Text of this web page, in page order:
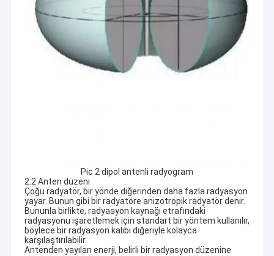
Özel kablo montajları
Düz Şerit Kablo Düzeneği
güç kablosu aksamı
Jst Kablo Demeti
Ağ Yama Kablosu
Yeni enerji demeti
Molex Kablo Montajı
Pic 2 dipol antenli radyogram
2.2 Anten düzeni
Çoğu radyatör, bir yönde diğerinden daha fazla radyasyon
yayar. Bunun gibi bir radyatöre anizotropik radyatör denir.
Bununla birlikte, radyasyon kaynağı etrafındaki
radyasyonu işaretlemek için standart bir yöntem kullanılır,
böylece bir radyasyon kalıbı diğeriyle kolayca
karşılaştırılabilir.
Antenden yayılan enerji, belirli bir radyasyon düzenine